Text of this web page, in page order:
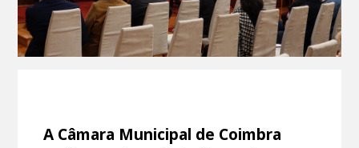
A Câmara Municipal de Coimbra